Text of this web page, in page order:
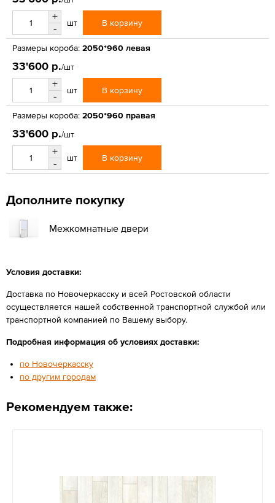
+
-
шт В корзину
Размеры короба: 2050*960 левая
33'600 р./шт
+
-
шт В корзину
Размеры короба: 2050*960 правая
33'600 р./шт
+
-
шт В корзину
Дополните покупку
Межкомнатные двери
Условия доставки:
Доставка по Новочеркасску и всей Ростовской области
осуществляется нашей собственной транспортной службой или
транспортной компанией по Вашему выбору.
Подробная информация об условиях доставки:
по Новочеркасску
по другим городам
Рекомендуем также: